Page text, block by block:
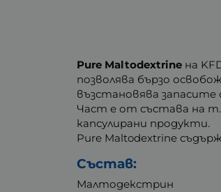
Pure Maltodextrine на
позволява бързо
възстановява
Част е от състава на т.
капсулирани продукти.
Pure Maltodextrine
Състав:
Малтодекстрин